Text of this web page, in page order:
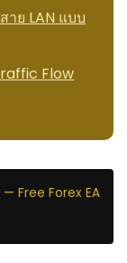
ย LAN แบบ
Flow
— Free Forex EA